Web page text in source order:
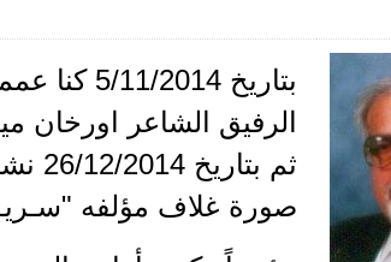
بتاريخ 5/11/
الرفيق الشاعر اورخان
ثم بتاريخ
صورة غلاف مؤلفه